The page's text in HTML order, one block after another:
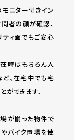
ニター付きイン
者の顔が確認、
ティ面でもご安心
時はもちろん入
、在宅中でも宅
できます。
が揃った物件で
バイク置場を使